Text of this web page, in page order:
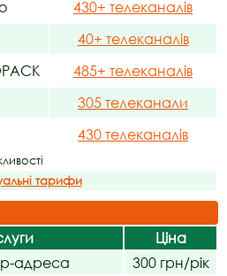
430+ телеканалів
40+ телеканалів
485+ телеканалів
305 телеканали
430 телеканалів
тарифи
Ціна
адреса
300 грн/рік